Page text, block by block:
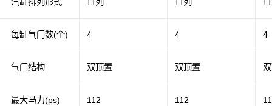
汽缸排列形式
每缸气门数(个)
气门结构
最大马力(ps)
直列 直列
4 4 4
双顶置 双顶置
112 112